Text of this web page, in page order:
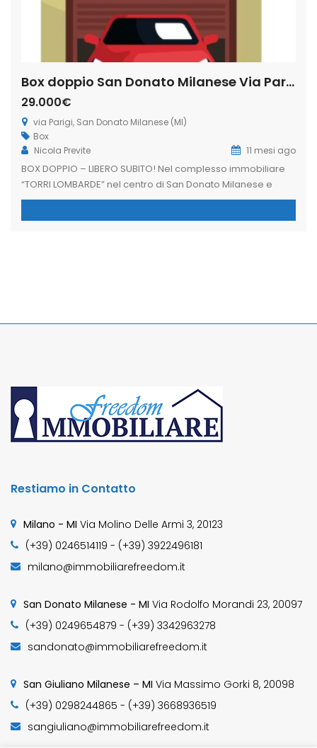
Box doppio San Donato Milanese Via Parigi (Rif. SDIFN95)
29.000€
via Parigi, San Donato Milanese (MI)
Box
Nicola Previte
11 mesi ago
BOX DOPPIO – LIBERO SUBITO! Nel complesso immobiliare
“TORRI LOMBARDE” nel centro di San Donato Milanese e
precisamente accesso carraio da via Parigi, proponiamo
Restiamo in Contatto
Milano - MI Via Molino Delle Armi 3, 20123
(+39) 0246514119 - (+39) 3922496181
milano@immobiliarefreedom.it
San Donato Milanese - MI Via Rodolfo Morandi 23, 20097
(+39) 0249654879 - (+39) 3342963278
sandonato@immobiliarefreedom.it
San Giuliano Milanese – MI Via Massimo Gorki 8, 20098
(+39) 0298244865 - (+39) 3668936519
sangiuliano@immobiliarefreedom.it